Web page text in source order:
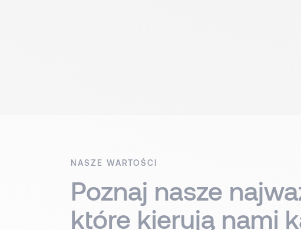
NASZE WARTOŚCI
Poznaj nasze
które kierują nami